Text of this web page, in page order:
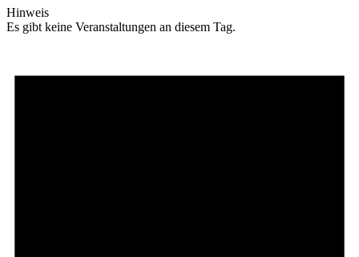
Hinweis
Es gibt keine Veranstaltungen an diesem Tag.